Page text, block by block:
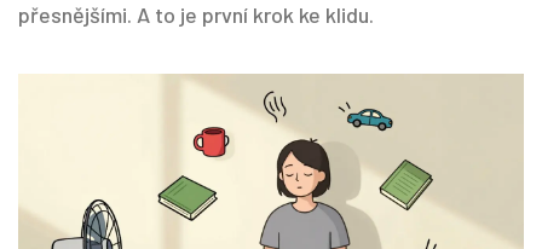
přesnějšími. A to je první krok ke klidu.